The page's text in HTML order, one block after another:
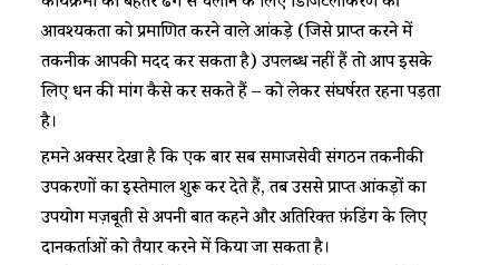
आवश्यकता को प्रमाणित करने वाले आंकड़े (जिसे प्राप्त करने में
तकनीक आपकी मदद कर सकता है) उपलब्ध नहीं हैं तो आप इसके
लिए धन की मांग कैसे कर सकते हैं – को लेकर संघर्षरत रहना पड़ता
है।
हमने अक्सर देखा है कि एक बार सब समाजसेवी संगठन तकनीकी
उपकरणों का इस्तेमाल शुरू कर देते हैं, तब उससे प्राप्त आंकड़ों का
उपयोग मज़बूती से अपनी बात कहने और अतिरिक्त फ़ंडिंग के लिए
दानकर्ताओं को तैयार करने में किया जा सकता है।